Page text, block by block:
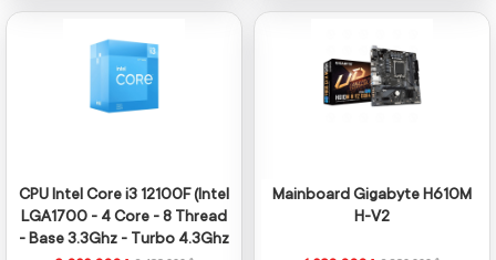
CPU Intel Core i3 12100F (Intel
LGA1700 - 4 Core - 8 Thread
- Base 3.3Ghz - Turbo 4.3Ghz
Mainboard Gigabyte H610M
H-V2